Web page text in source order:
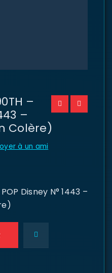
–
–
Colère)
à un ami
Disney N° 1443 –